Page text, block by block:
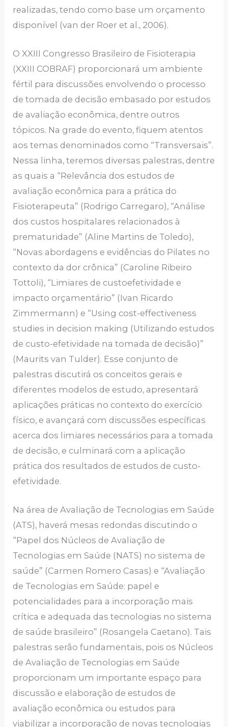
realizadas, tendo como base um orçamento
disponível (van der Roer et al., 2006).
O XXIII Congresso Brasileiro de Fisioterapia
(XXIII COBRAF) proporcionará um ambiente
fértil para discussões envolvendo o processo
de tomada de decisão embasado por estudos
de avaliação econômica, dentre outros
tópicos. Na grade do evento, fiquem atentos
aos temas denominados como “Transversais”.
Nessa linha, teremos diversas palestras, dentre
as quais a “Relevância dos estudos de
avaliação econômica para a prática do
Fisioterapeuta” (Rodrigo Carregaro), “Análise
dos custos hospitalares relacionados à
prematuridade” (Aline Martins de Toledo),
“Novas abordagens e evidências do Pilates no
contexto da dor crônica” (Caroline Ribeiro
Tottoli), “Limiares de custoefetividade e
impacto orçamentário” (Ivan Ricardo
Zimmermann) e “Using cost-effectiveness
studies in decision making (Utilizando estudos
de custo-efetividade na tomada de decisão)”
(Maurits van Tulder). Esse conjunto de
palestras discutirá os conceitos gerais e
diferentes modelos de estudo, apresentará
aplicações práticas no contexto do exercício
físico, e avançará com discussões específicas
acerca dos limiares necessários para a tomada
de decisão, e culminará com a aplicação
prática dos resultados de estudos de custo-
efetividade.
Na área de Avaliação de Tecnologias em Saúde
(ATS), haverá mesas redondas discutindo o
“Papel dos Núcleos de Avaliação de
Tecnologias em Saúde (NATS) no sistema de
saúde” (Carmen Romero Casas) e “Avaliação
de Tecnologias em Saúde: papel e
potencialidades para a incorporação mais
crítica e adequada das tecnologias no sistema
de saúde brasileiro” (Rosangela Caetano). Tais
palestras serão fundamentais, pois os Núcleos
de Avaliação de Tecnologias em Saúde
proporcionam um importante espaço para
discussão e elaboração de estudos de
avaliação econômica ou estudos para
viabilizar a incorporação de novas tecnologias